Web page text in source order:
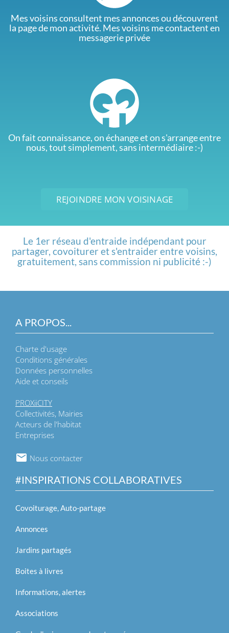
Mes voisins consultent mes annonces ou découvrent
la page de mon activité. Mes voisins me contactent en
messagerie privée
On fait connaissance, on échange et on s'arrange entre
nous, tout simplement, sans intermédiaire :-)
REJOINDRE MON VOISINAGE
Le 1er réseau d'entraide indépendant pour
partager, covoiturer et s'entraider entre voisins,
gratuitement, sans commission ni publicité :-)
A PROPOS...
Charte d'usage
Conditions générales
Données personnelles
Aide et conseils
PROXiiCITY
Collectivités, Mairies
Acteurs de l'habitat
Entreprises
Nous contacter
#INSPIRATIONS COLLABORATIVES
Covoiturage, Auto-partage
Annonces
Jardins partagés
Boites à livres
Informations, alertes
Associations